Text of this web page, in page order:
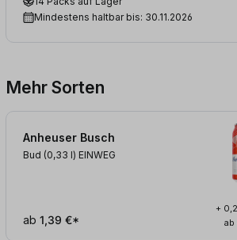
Mindestens haltbar bis: 30.11.2026
Mehr Sorten
Anheuser Busch
Bud (0,33 l) EINWEG
ab 1,39 €*
+
ab